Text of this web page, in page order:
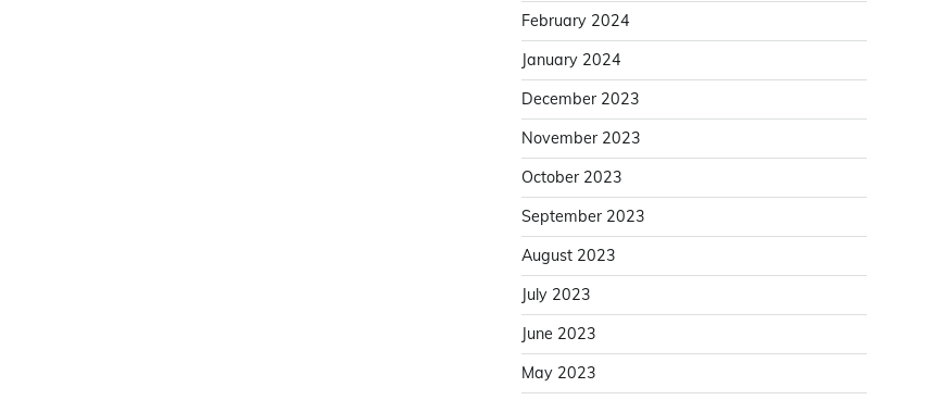
February 2024
January 2024
December 2023
November 2023
October 2023
September 2023
August 2023
July 2023
June 2023
May 2023